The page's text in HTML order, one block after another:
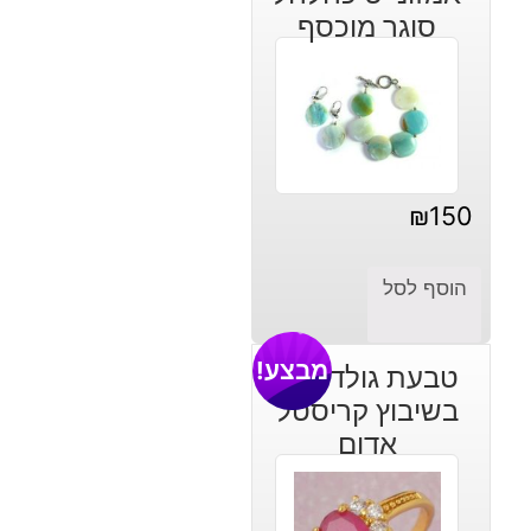
סוגר מוכסף
₪150
הוסף לסל
טבעת גולדפילד
בשיבוץ קריסטל
אדום
מבצע!